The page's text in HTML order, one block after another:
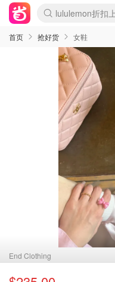
Sasa美妆护肤
SSENSE年中3折
FreshBeauty好
Cettire降价+叠9
Farfetch折上8折
WWS Coles超市
viagogo二手票
Myer清仓1折起
The Outnet奢牌
David Jones 3折
Flannels大牌1折
Perfumes Club
AMIRO返校季
Oweek抽奖送
Amazon折扣汇总
eToro入金$200
Amazon数码好物
ICONIC本周7.5折
ThedoubleF高
Moose Knuckles
丝芙兰5折起
EUFY官网3.7折
Selenichast首饰
Trip机票酒店促销
YSL送5件彩妆礼
Amazon家居好物
BIGBANG巡演开
David Jones时
Amazon美妆护肤
雅漾大喷$8
过敏原检测盒$33
伊索独家赠50ml
科颜氏清仓3折
SEALIFE海洋馆
丝塔芙大白罐$16
订阅Newsletter
Cult Beauty 6.8折
Harrods圣诞日
LN-CC奢牌私促
d'Alba空姐喷雾
EVE LOM套装逆
Bernardelli独家4
Adore Beauty 6
CT圣诞日历
Mytheresa奢品
Luxury Escapes
Currentbody美
MOON Garden
ALLSAINTS美衣
Roborock扫地机
Tingo Life水杯
Valentino官网5折
CR洗发护发6.3折
首页 抢好货 女鞋
End Clothing